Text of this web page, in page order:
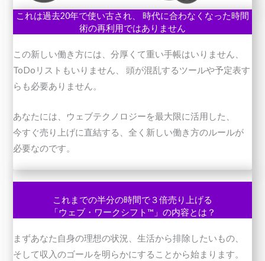
これは過去20年で使い古され、 時代に合わなくなった時間
術の再利用ではありません
この新しい働き方には、分厚くて重い手帳はいりません、
ToDoリストもいりません、 頭が混乱するツールや予定表す
らも必要ありません。
あなたには、ウェブテクノロジーを最大限に活用した、
今すぐ売り上げに直結する、全く新しい働き方のルールが
必要なのです。
これまでの半分の時間で３倍売り上げる
「ウェブ・ワークシフト™」の内容とは？
まずあなた自身の理想の状況、生活から排除したいもの、
そして収入のゴールを明らかにすることから始まります。